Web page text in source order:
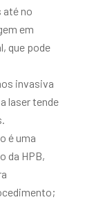
até no
em
que pode
invasiva
laser tende
é uma
da HPB,